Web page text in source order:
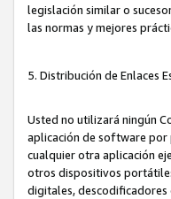
legislación similar o
las normas y mejores
5. Distribución de Enlaces
Usted no utilizará ningún
aplicación de software por
cualquier otra aplicación
otros dispositivos
digitales,